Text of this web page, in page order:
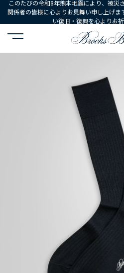
このたびの令和8年熊本地震により、被災
関係者の皆様に心よりお見舞い申し上げ
い復旧・復興を心よりお
HOME シューズ・アクセサ